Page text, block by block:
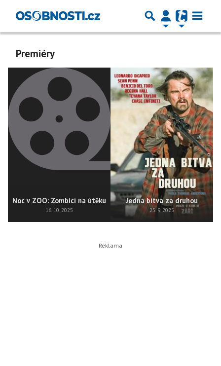
Premiéry
Noc v ZOO: Zombíci na útěku
16. 10. 2025
Jedna bitva za druhou
25. 9. 2025